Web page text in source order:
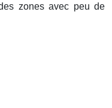
zones avec peu de